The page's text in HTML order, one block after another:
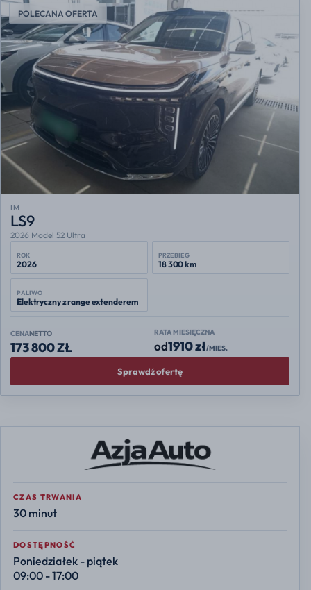
POLECANA OFERTA
IM
LS9
2026 Model 52 Ultra
ROK
2026
PRZEBIEG
18 300 km
PALIWO
Elektryczny z range extenderem
CENANETTO
173 800 ZŁ
RATA MIESIĘCZNA
od1910 zł/MIES.
Sprawdź ofertę
CZAS TRWANIA
30 minut
DOSTĘPNOŚĆ
Poniedziałek - piątek
09:00 - 17:00